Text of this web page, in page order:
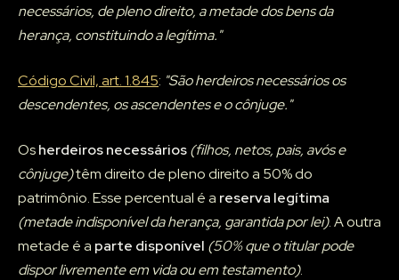
necessários, de pleno direito, a metade dos bens da
herança, constituindo a legítima."
Código Civil, art. 1.845: "São herdeiros necessários os
descendentes, os ascendentes e o cônjuge."
Osherdeiros necessários(filhos, netos, pais, avós e
cônjuge)têm direito de pleno direito a 50% do
patrimônio. Esse percentual é a reserva legítima
(metade indisponível da herança, garantida por lei). A outra
metade é a parte disponível (50% que o titular pode
dispor livremente em vida ou em testamento).